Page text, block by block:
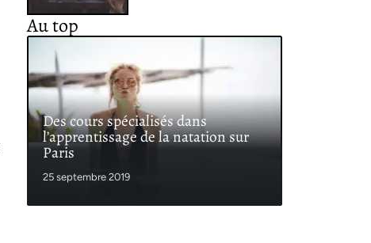
Au top
Des cours spécialisés dans
l’apprentissage de la natation sur
Paris
25 septembre 2019